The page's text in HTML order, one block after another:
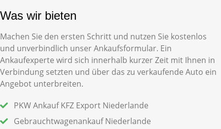
Was wir bieten
Machen Sie den ersten Schritt und nutzen Sie kostenlos
und unverbindlich unserAnkaufsformular. Ein
Ankaufexperte wird sich innerhalb kurzer Zeit mit Ihnen in
Verbindung setzten und über das zu verkaufende Auto ein
Angebot unterbreiten.
PKW Ankauf KFZ Export Niederlande
Gebrauchtwagenankauf Niederlande